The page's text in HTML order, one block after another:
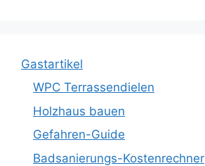
Gastartikel
WPC Terrassendielen
Holzhaus bauen
Gefahren-Guide
Badsanierungs-Kostenrechner